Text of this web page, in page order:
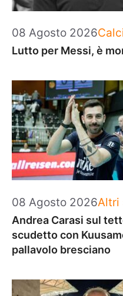
08 Agosto 2026
Lutto per Messi, è
08 Agosto 2026Altri
Andrea Carasi sul
scudetto con
pallavolo bresciano